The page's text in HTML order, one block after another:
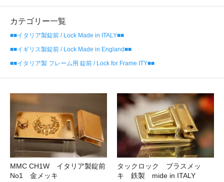
カテゴリー一覧
■■イタリア製錠前 / Lock Made in ITALY■■
■■イギリス製錠前 / Lock Made in England■■
■■イタリア製 フレーム用 錠前 / Lock for Frame ITY■■
MMC CH1W イタリア製錠前
No1 金メッキ
タックロック ブラスメッ
キ 鉄製 mide in ITALY